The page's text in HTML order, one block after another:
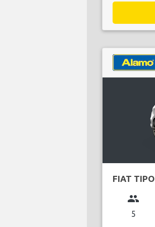
FIAT TIPO
group
5